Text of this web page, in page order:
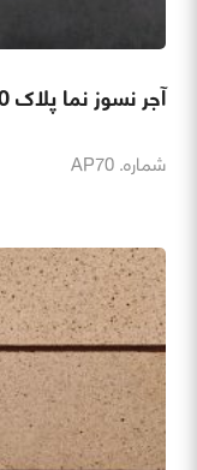
آجر نسوز نما پلاک AP70
شماره. AP70